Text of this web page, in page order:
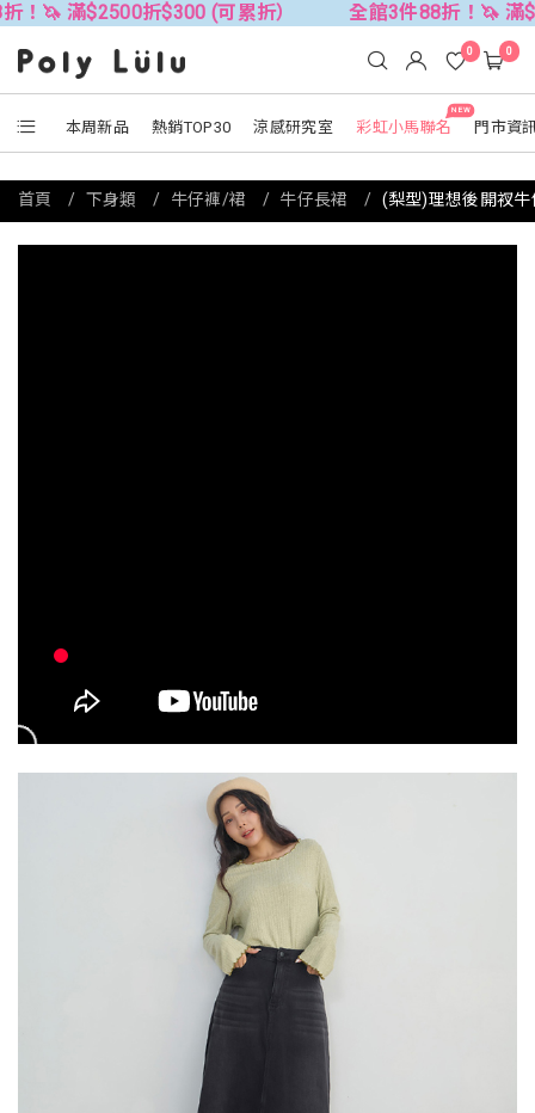
折$300 (可累折） 全館3件88折！🦄 滿$2500折
本周新品 熱銷TOP30 涼感研究室
NEW
彩虹小馬聯名 門市資
0 0
首頁 下身類 牛仔褲/裙 牛仔長裙 (梨型)理想後開衩